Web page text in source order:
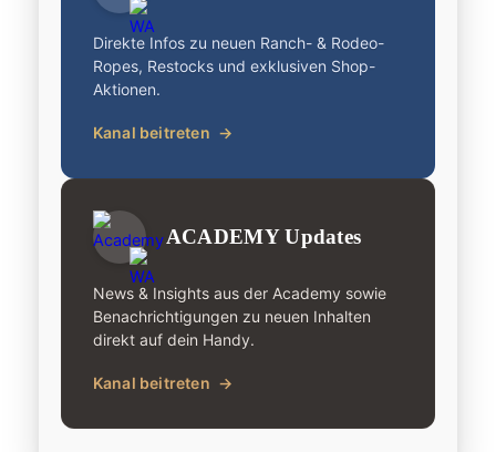
Direkte Infos zu neuen Ranch- & Rodeo-
Ropes, Restocks und exklusiven Shop-
Aktionen.
Kanal beitreten →
ACADEMY Updates
News & Insights aus der Academy sowie
Benachrichtigungen zu neuen Inhalten
direkt auf dein Handy.
Kanal beitreten →